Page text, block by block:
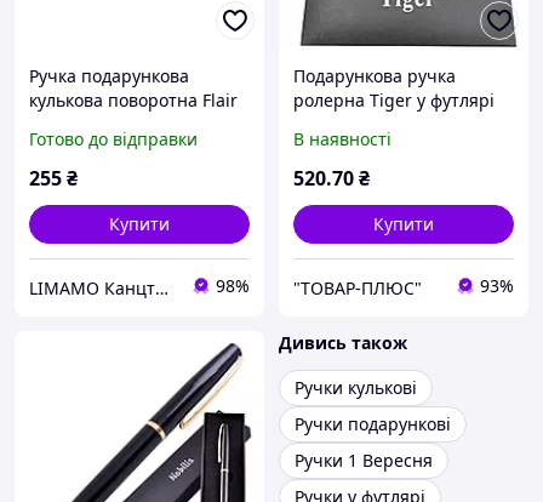
Ручка подарункова
кулькова поворотна Flair
(корпус матовий срібний)
Готово до відправки
255₴
Купити
LIMAMO Канцтовари - натхненний простір для роботи та навчання 98%
Подарункова ручка
ролерна Tiger у футлярі
В наявності
520.70₴
Купити
"ТОВАР-ПЛЮС" 93%
Дивись також
Ручки кулькові
Ручки подарункові
Ручки 1 Вересня
Ручки у футлярі